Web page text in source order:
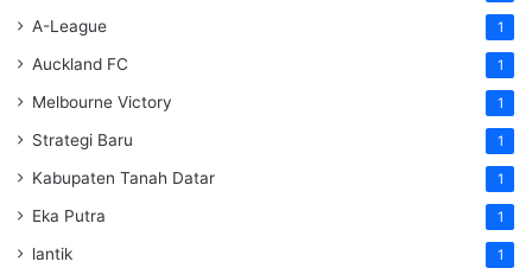
A-League 1
Auckland FC 1
Melbourne Victory 1
Strategi Baru 1
Kabupaten Tanah Datar 1
Eka Putra 1
lantik 1